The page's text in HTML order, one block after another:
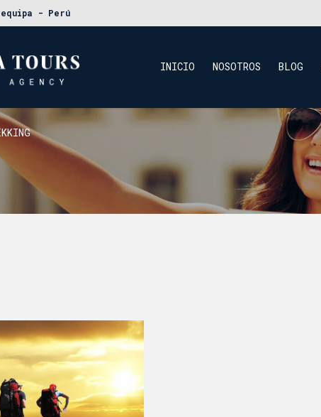
- Perú
INICIO NOSOTROS BLOG